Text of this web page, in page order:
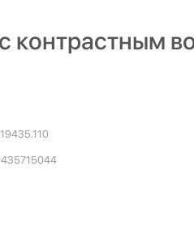
контрастным